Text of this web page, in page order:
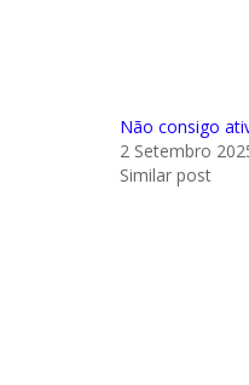
Não consigo
2 Setembro
Similar post